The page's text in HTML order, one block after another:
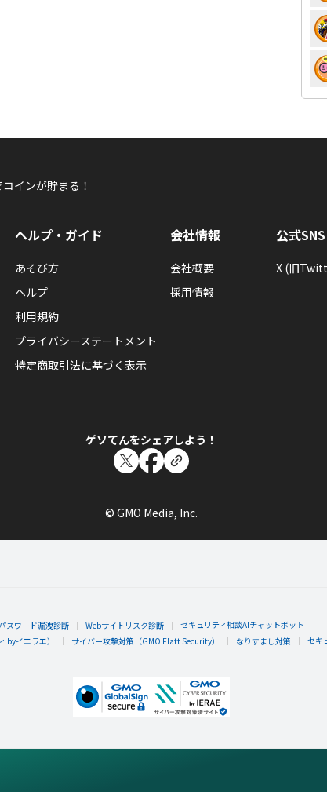
インが貯まる！
ヘルプ・ガイド
あそび方
ヘルプ
利用規約
プライバシーステートメント
特定商取引法に基づく表示
会社情報
会社概要
採用情報
公式SNS
X (旧
ゲソてんをシェアしよう！
© GMO Media, Inc.
パスワード漏洩診断 Webサイトリスク診断
セキュリティ相談AIチャットボット
byイエラエ） サイバー攻撃対策（GMO Flatt Security） なりすまし対策 セキ